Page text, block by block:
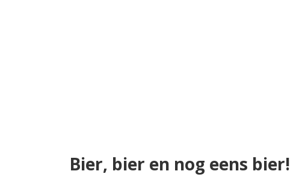
Bier, bier en nog eens bier!